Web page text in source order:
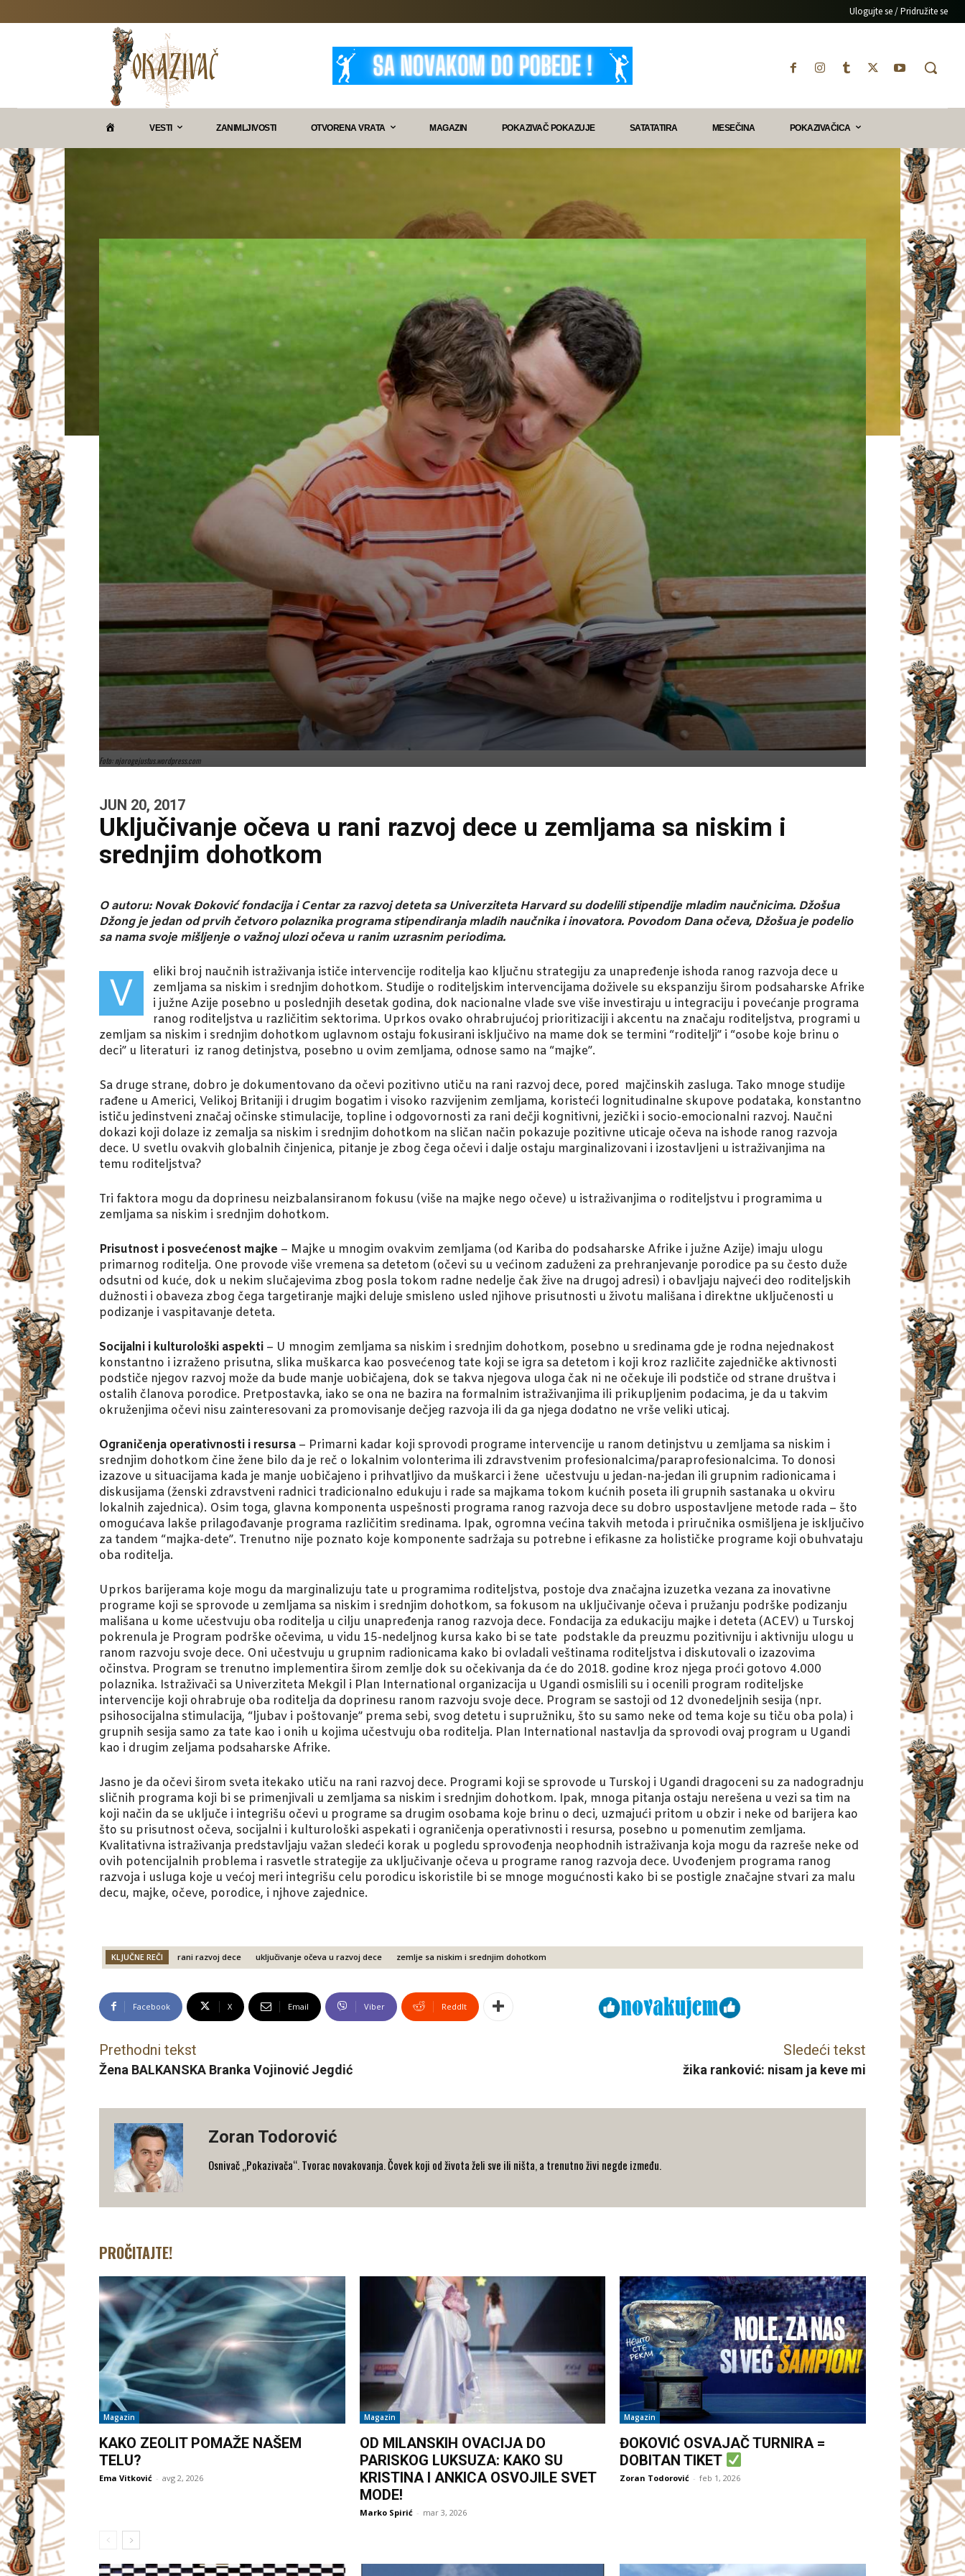
Ulogujte se / Pridružite se
VESTI ZANIMLJIVOSTI OTVORENA VRATA MAGAZIN POKAZIVAČ POKAZUJE SATATATIRA MESEČINA POKAZIVAČICA
Foto: njorogejustus.wordpress.com
JUN 20, 2017
Uključivanje očeva u rani razvoj dece u zemljama sa niskim i
srednjim dohotkom
O autoru: Novak Đoković fondacija i Centar za razvoj deteta sa Univerziteta Harvard su dodelili stipendije mladim naučnicima. Džošua
Džong je jedan od prvih četvoro polaznika programa stipendiranja mladih naučnika i inovatora. Povodom Dana očeva, Džošua je podelio
sa nama svoje mišljenje o važnoj ulozi očeva u ranim uzrasnim periodima.
V
eliki broj naučnih istraživanja ističe intervencije roditelja kao ključnu strategiju za unapređenje ishoda ranog razvoja dece u
zemljama sa niskim i srednjim dohotkom. Studije o roditeljskim intervencijama doživele su ekspanziju širom podsaharske Afrike
i južne Azije posebno u poslednjih desetak godina, dok nacionalne vlade sve više investiraju u integraciju i povećanje programa
ranog roditeljstva u različitim sektorima. Uprkos ovako ohrabrujućoj prioritizaciji i akcentu na značaju roditeljstva, programi u
zemljam sa niskim i srednjim dohotkom uglavnom ostaju fokusirani isključivo na mame dok se termini “roditelji” i “osobe koje brinu o
deci” u literaturi iz ranog detinjstva, posebno u ovim zemljama, odnose samo na “majke”.
Sa druge strane, dobro je dokumentovano da očevi pozitivno utiču na rani razvoj dece, pored majčinskih zasluga. Tako mnoge studije
rađene u Americi, Velikoj Britaniji i drugim bogatim i visoko razvijenim zemljama, koristeći lognitudinalne skupove podataka, konstantno
ističu jedinstveni značaj očinske stimulacije, topline i odgovornosti za rani dečji kognitivni, jezički i socio-emocionalni razvoj. Naučni
dokazi koji dolaze iz zemalja sa niskim i srednjim dohotkom na sličan način pokazuje pozitivne uticaje očeva na ishode ranog razvoja
dece. U svetlu ovakvih globalnih činjenica, pitanje je zbog čega očevi i dalje ostaju marginalizovani i izostavljeni u istraživanjima na
temu roditeljstva?
Tri faktora mogu da doprinesu neizbalansiranom fokusu (više na majke nego očeve) u istraživanjima o roditeljstvu i programima u
zemljama sa niskim i srednjim dohotkom.
Prisutnost i posvećenost majke – Majke u mnogim ovakvim zemljama (od Kariba do podsaharske Afrike i južne Azije) imaju ulogu
primarnog roditelja. One provode više vremena sa detetom (očevi su u većinom zaduženi za prehranjevanje porodice pa su često duže
odsutni od kuće, dok u nekim slučajevima zbog posla tokom radne nedelje čak žive na drugoj adresi) i obavljaju najveći deo roditeljskih
dužnosti i obaveza zbog čega targetiranje majki deluje smisleno usled njihove prisutnosti u životu mališana i direktne uključenosti u
podizanje i vaspitavanje deteta.
Socijalni i kulturološki aspekti – U mnogim zemljama sa niskim i srednjim dohotkom, posebno u sredinama gde je rodna nejednakost
konstantno i izraženo prisutna, slika muškarca kao posvećenog tate koji se igra sa detetom i koji kroz različite zajedničke aktivnosti
podstiče njegov razvoj može da bude manje uobičajena, dok se takva njegova uloga čak ni ne očekuje ili podstiče od strane društva i
ostalih članova porodice. Pretpostavka, iako se ona ne bazira na formalnim istraživanjima ili prikupljenim podacima, je da u takvim
okruženjima očevi nisu zainteresovani za promovisanje dečjeg razvoja ili da ga njega dodatno ne vrše veliki uticaj.
Ograničenja operativnosti i resursa – Primarni kadar koji sprovodi programe intervencije u ranom detinjstvu u zemljama sa niskim i
srednjim dohotkom čine žene bilo da je reč o lokalnim volonterima ili zdravstvenim profesionalcima/paraprofesionalcima. To donosi
izazove u situacijama kada je manje uobičajeno i prihvatljivo da muškarci i žene učestvuju u jedan-na-jedan ili grupnim radionicama i
diskusijama (ženski zdravstveni radnici tradicionalno edukuju i rade sa majkama tokom kućnih poseta ili grupnih sastanaka u okviru
lokalnih zajednica). Osim toga, glavna komponenta uspešnosti programa ranog razvoja dece su dobro uspostavljene metode rada – što
omogućava lakše prilagođavanje programa različitim sredinama. Ipak, ogromna većina takvih metoda i priručnika osmišljena je isključivo
za tandem “majka-dete”. Trenutno nije poznato koje komponente sadržaja su potrebne i efikasne za holističke programe koji obuhvataju
oba roditelja.
Uprkos barijerama koje mogu da marginalizuju tate u programima roditeljstva, postoje dva značajna izuzetka vezana za inovativne
programe koji se sprovode u zemljama sa niskim i srednjim dohotkom, sa fokusom na uključivanje očeva i pružanju podrške podizanju
mališana u kome učestvuju oba roditelja u cilju unapređenja ranog razvoja dece. Fondacija za edukaciju majke i deteta (ACEV) u Turskoj
pokrenula je Program podrške očevima, u vidu 15-nedeljnog kursa kako bi se tate podstakle da preuzmu pozitivniju i aktivniju ulogu u
ranom razvoju svoje dece. Oni učestvuju u grupnim radionicama kako bi ovladali veštinama roditeljstva i diskutovali o izazovima
očinstva. Program se trenutno implementira širom zemlje dok su očekivanja da će do 2018. godine kroz njega proći gotovo 4.000
polaznika. Istraživači sa Univerziteta Mekgil i Plan International organizacija u Ugandi osmislili su i ocenili program roditeljske
intervencije koji ohrabruje oba roditelja da doprinesu ranom razvoju svoje dece. Program se sastoji od 12 dvonedeljnih sesija (npr.
psihosocijalna stimulacija, “ljubav i poštovanje” prema sebi, svog detetu i supružniku, što su samo neke od tema koje su tiču oba pola) i
grupnih sesija samo za tate kao i onih u kojima učestvuju oba roditelja. Plan International nastavlja da sprovodi ovaj program u Ugandi
kao i drugim zeljama podsaharske Afrike.
Jasno je da očevi širom sveta itekako utiču na rani razvoj dece. Programi koji se sprovode u Turskoj i Ugandi dragoceni su za nadogradnju
sličnih programa koji bi se primenjivali u zemljama sa niskim i srednjim dohotkom. Ipak, mnoga pitanja ostaju nerešena u vezi sa tim na
koji način da se uključe i integrišu očevi u programe sa drugim osobama koje brinu o deci, uzmajući pritom u obzir i neke od barijera kao
što su prisutnost očeva, socijalni i kulturološki aspekati i ograničenja operativnosti i resursa, posebno u pomenutim zemljama.
Kvalitativna istraživanja predstavljaju važan sledeći korak u pogledu sprovođenja neophodnih istraživanja koja mogu da razreše neke od
ovih potencijalnih problema i rasvetle strategije za uključivanje očeva u programe ranog razvoja dece. Uvođenjem programa ranog
razvoja i usluga koje u većoj meri integrišu celu porodicu iskoristile bi se mnoge mogućnosti kako bi se postigle značajne stvari za malu
decu, majke, očeve, porodice, i njhove zajednice.
KLJUČNE REČI rani razvoj dece uključivanje očeva u razvoj dece zemlje sa niskim i srednjim dohotkom
Facebook X Email Viber ReddIt
Prethodni tekst
Žena BALKANSKA Branka Vojinović Jegdić
Sledeći tekst
žika ranković: nisam ja keve mi
Zoran Todorović
Osnivač „Pokazivača“. Tvorac novakovanja. Čovek koji od života želi sve ili ništa, a trenutno živi negde između.
PROČITAJTE!
Magazin
KAKO ZEOLIT POMAŽE NAŠEM
TELU?
Ema Vitković - avg 2, 2026
Magazin
OD MILANSKIH OVACIJA DO
PARISKOG LUKSUZA: KAKO SU
KRISTINA I ANKICA OSVOJILE SVET
MODE!
Marko Spirić - mar 3, 2026
Magazin
ĐOKOVIĆ OSVAJAČ TURNIRA =
DOBITAN TIKET
Zoran Todorović - feb 1, 2026